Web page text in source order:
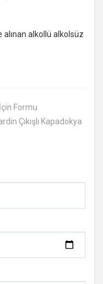
alkollü alkolsüz
Formu
Çıkışlı Kapadokya